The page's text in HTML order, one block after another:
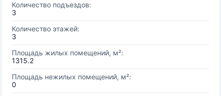
Количество подъездов:
3
Количество этажей:
3
Площадь жилых помещений, м²:
1315.2
Площадь нежилых помещений, м²:
0